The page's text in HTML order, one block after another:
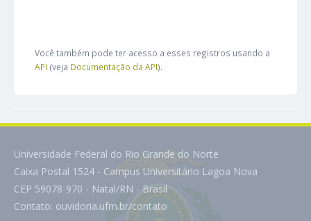
Você também pode ter acesso a esses registros usando a
API (veja Documentação da API).
Universidade Federal do Rio Grande do Norte
Caixa Postal 1524 - Campus Universitário Lagoa Nova
CEP 59078-970 - Natal/RN - Brasil
Contato: ouvidoria.ufrn.br/contato